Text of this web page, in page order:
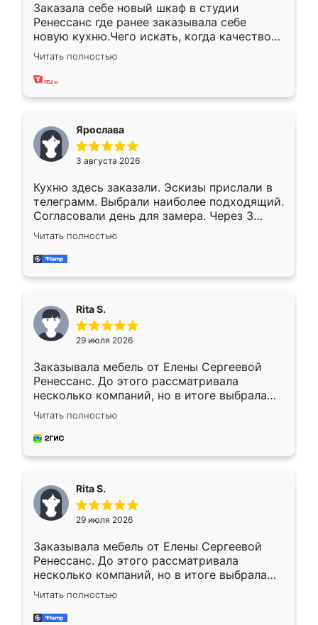
Заказала себе новый шкаф в студии
Ренессанс где ранее заказывала себе
новую кухню.Чего искать, когда качеством
вполне довольна. Служит кухня уже почти
два года, нареканий нет.
Читать полностью
Ярослава
3 августа 2026
Кухню здесь заказали. Эскизы прислали в
телеграмм. Выбрали наиболее подходящий.
Согласовали день для замера. Через 3
недели кухня была уже готова. Остались
довольны работой. Спасибо Ренессанс
мебель за качественную работу!
Читать полностью
Rita S.
29 июля 2026
Заказывала мебель от Елены Сергеевой
Ренессанс. До этого рассматривала
несколько компаний, но в итоге выбрала
эту. Сначала обговорили условия, потом
приехал замерщик, всё спокойно объяснил
и снял размеры. Изготовили в срок, с
каких-либо доработок. Качеством осталась
довольна, все выглядит так, как и ожидала.
Читать полностью
Rita S.
29 июля 2026
Заказывала мебель от Елены Сергеевой
Ренессанс. До этого рассматривала
несколько компаний, но в итоге выбрала
эту. Сначала обговорили условия, потом
приехал замерщик, всё спокойно объяснил
и снял размеры. Изготовили в срок, с
Читать полностью